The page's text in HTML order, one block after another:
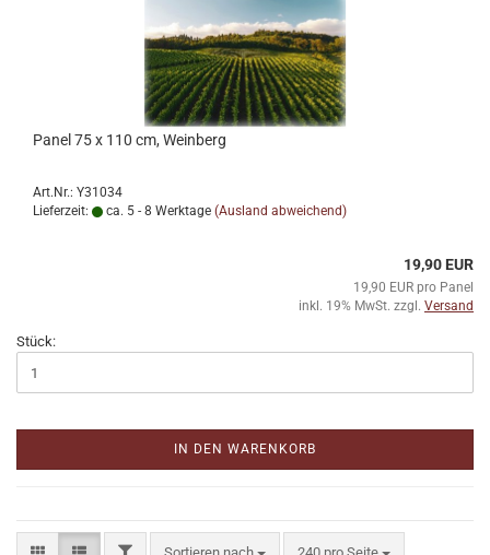
Panel 75 x 110 cm, Weinberg
Art.Nr.: Y31034
Lieferzeit:
ca. 5 - 8 Werktage (Ausland abweichend)
19,90 EUR
19,90 EUR pro Panel
inkl. 19% MwSt. zzgl. Versand
Stück:
IN DEN WARENKORB
FILTERSortieren nach pro Seite